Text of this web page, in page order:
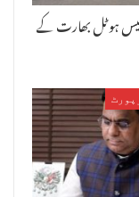
تو مفت میں مل
کا سلسلہ یہیں سے
آنے کے بعد وہ بامبے
کارنامے کی خبر
کوشش کررہا ہے ۔
عالم نام کے ایک
میں اور خاص طور سے
کا کام کرتے ہیں
میں تعینات دوسرے
ہوٹل بھارت کے